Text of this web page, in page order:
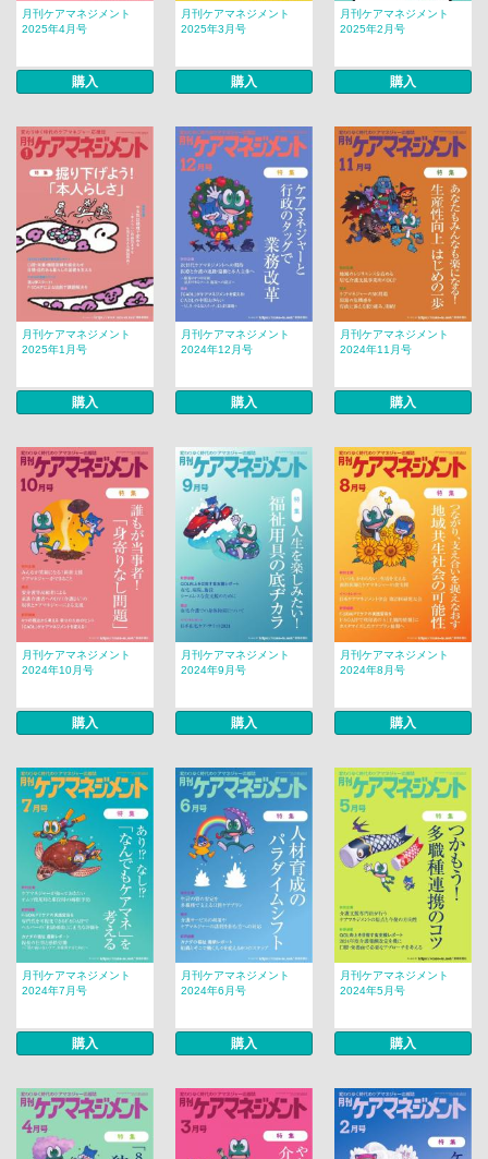
月刊ケアマネジメント
2025年4月号
購入
月刊ケアマネジメント
2025年3月号
購入
月刊ケアマネジメント
2025年2月号
購入
月刊ケアマネジメント
2025年1月号
購入
月刊ケアマネジメント
2024年12月号
購入
月刊ケアマネジメント
2024年11月号
購入
月刊ケアマネジメント
2024年10月号
購入
月刊ケアマネジメント
2024年9月号
購入
月刊ケアマネジメント
2024年8月号
購入
月刊ケアマネジメント
2024年7月号
購入
月刊ケアマネジメント
2024年6月号
購入
月刊ケアマネジメント
2024年5月号
購入